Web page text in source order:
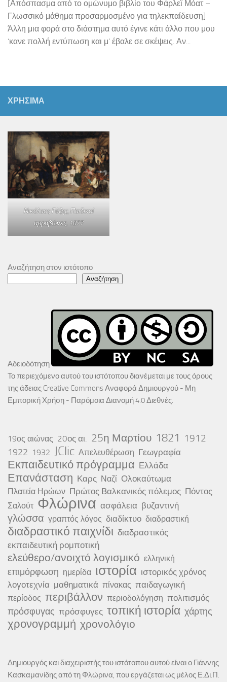
[Απόσπασμα από το ομώνυμο βιβλίο του Φάρλεϊ Μόατ –
Γλωσσικό μάθημα προσαρμοσμένο για τηλεκπαίδευση]
Άλλη μια φορά στο διάστημα αυτό έγινε κάτι άλλο που μου
‘κανε πολλή εντύπωση και μ’ έβαλε σε σκέψεις. Αν...
ΧΡΗΣΙΜΑ
Νικόλαος Γύζης,Παιδικοί
αρραβώνες, 1877
Αναζήτηση στον ιστότοπο
Αναζήτηση
Αδειοδότηση
Το περιεχόμενο αυτού του ιστότοπου διανέμεται με τους όρους
της άδειας Creative Commons Αναφορά Δημιουργού - Μη
Εμπορική Χρήση - Παρόμοια Διανομή 4.0 Διεθνές.
19ος αιώνας 20ος αι. 25η Μαρτίου 1821 1912
1922 1932 JClic Απελευθέρωση Γεωγραφία
Εκπαιδευτικό πρόγραμμα Ελλάδα
Επανάσταση Καρς Ναζί Ολοκαύτωμα
Πλατεία Ηρώων Πρώτος Βαλκανικός πόλεμος Πόντος
Σαλούτ Φλώρινα ασφάλεια βυζαντινή
γλώσσα γραπτός λόγος διαδίκτυο διαδραστική
διαδραστικό παιχνίδι διαδραστικός
εκπαιδευτική ρομποτική
ελεύθερο/ανοιχτό λογισμικό ελληνική
επιμόρφωση ημερίδα ιστορία ιστορικός χρόνος
λογοτεχνία μαθηματικά πίνακας παιδαγωγική
περίοδος περιβάλλον περιοδολόγηση πολιτισμός
πρόσφυγας πρόσφυγες τοπική ιστορία χάρτης
χρονογραμμή χρονολόγιο
Δημιουργός και διαχειριστής του ιστότοπου αυτού είναι ο Γιάννης
Κασκαμανίδης από τη Φλώρινα, που εργάζεται ως μέλος Ε.Δι.Π.